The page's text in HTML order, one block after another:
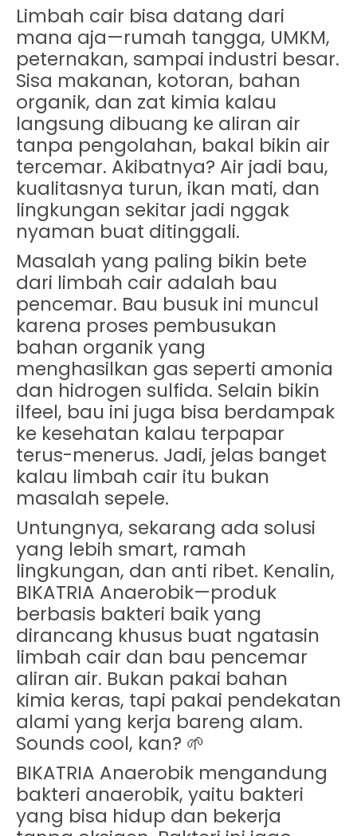
Limbah cair bisa datang dari
mana aja—rumah tangga, UMKM,
peternakan, sampai industri besar.
Sisa makanan, kotoran, bahan
organik, dan zat kimia kalau
langsung dibuang ke aliran air
tanpa pengolahan, bakal bikin air
tercemar. Akibatnya? Air jadi bau,
kualitasnya turun, ikan mati, dan
lingkungan sekitar jadi nggak
nyaman buat ditinggali.
Masalah yang paling bikin bete
dari limbah cair adalah bau
pencemar. Bau busuk ini muncul
karena proses pembusukan
bahan organik yang
menghasilkan gas seperti amonia
dan hidrogen sulfida. Selain bikin
ilfeel, bau ini juga bisa berdampak
ke kesehatan kalau terpapar
terus-menerus. Jadi, jelas banget
kalau limbah cair itu bukan
masalah sepele.
Untungnya, sekarang ada solusi
yang lebih smart, ramah
lingkungan, dan anti ribet. Kenalin,
BIKATRIA Anaerobik—produk
berbasis bakteri baik yang
dirancang khusus buat ngatasin
limbah cair dan bau pencemar
aliran air. Bukan pakai bahan
kimia keras, tapi pakai pendekatan
alami yang kerja bareng alam.
Sounds cool, kan? 🌱
BIKATRIA Anaerobik mengandung
bakteri anaerobik, yaitu bakteri
yang bisa hidup dan bekerja